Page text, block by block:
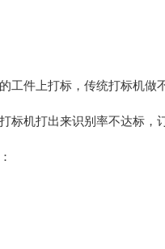
件上打标，传统打标机做
标机打出来识别率不达标，